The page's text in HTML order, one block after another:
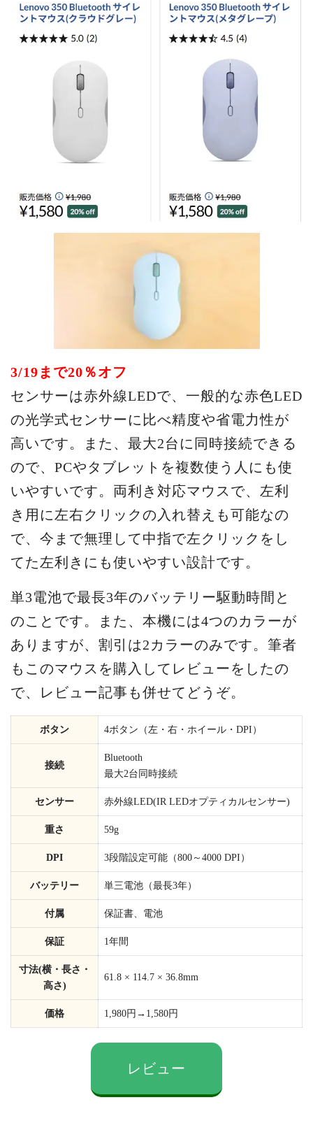
3/19まで20％オフ
センサーは赤外線LEDで、一般的な赤色LED
の光学式センサーに比べ精度や省電力性が
高いです。また、最大2台に同時接続できる
ので、PCやタブレットを複数使う人にも使
いやすいです。両利き対応マウスで、左利
き用に左右クリックの入れ替えも可能なの
で、今まで無理して中指で左クリックをし
てた左利きにも使いやすい設計です。
単3電池で最長3年のバッテリー駆動時間と
のことです。また、本機には4つのカラーが
ありますが、割引は2カラーのみです。筆者
もこのマウスを購入してレビューをしたの
で、レビュー記事も併せてどうぞ。
ボタン 4ボタン（左・右・ホイール・DPI）
接続
Bluetooth
最大2台同時接続
センサー 赤外線LED(IR LEDオプティカルセンサー)
重さ 59g
DPI 3段階設定可能（800～4000 DPI）
バッテリー 単三電池（最長3年）
付属 保証書、電池
保証 1年間
寸法(横・長さ・
高さ)
61.8 × 114.7 × 36.8mm
価格 1,980円→1,580円
レビュー